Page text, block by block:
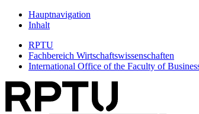
Hauptnavigation
Inhalt
RPTU
Fachbereich Wirtschaftswissenschaften
International Office of the Faculty of